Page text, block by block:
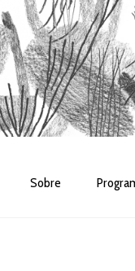
Sobre